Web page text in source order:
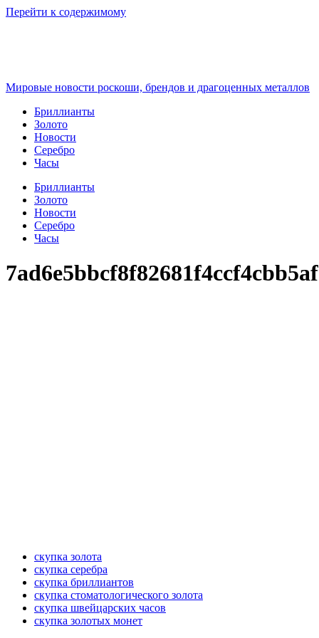
Перейти к содержимому
Мировые новости роскоши, брендов и драгоценных металлов
Бриллианты
Золото
Новости
Серебро
Часы
Бриллианты
Золото
Новости
Серебро
Часы
скупка золота
скупка серебра
скупка бриллиантов
скупка стоматологического золота
скупка швейцарских часов
скупка золотых монет